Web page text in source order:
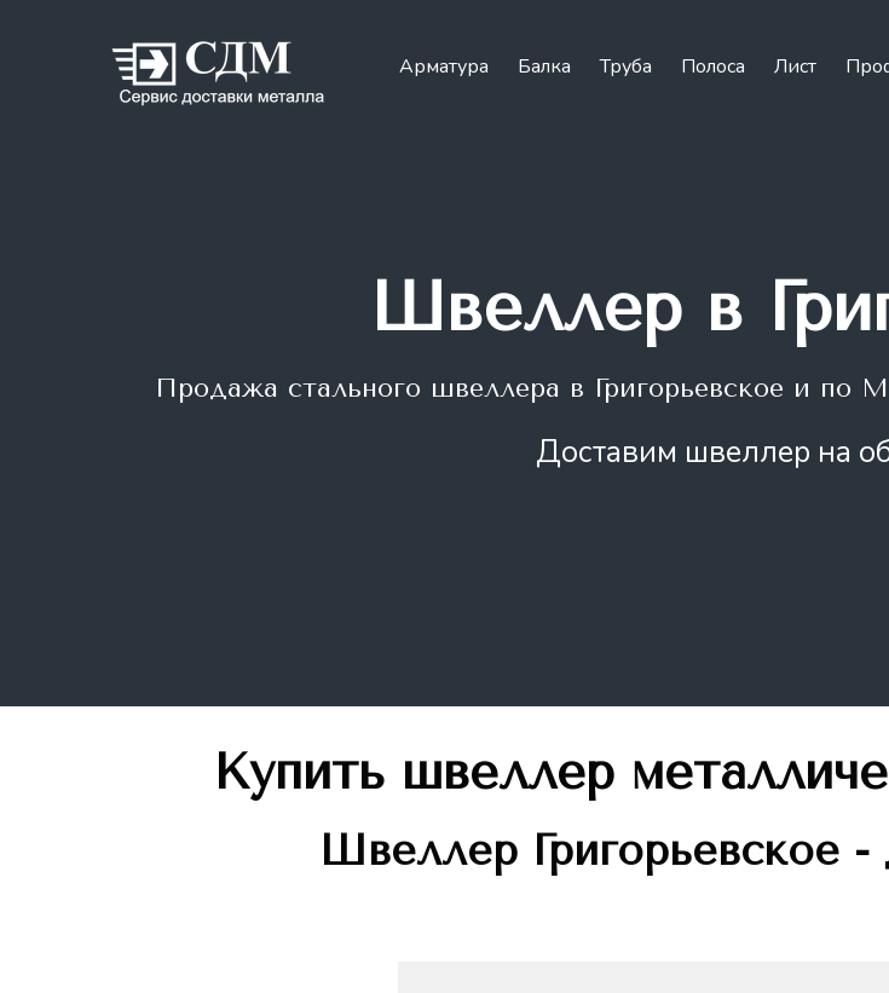
Арматура Балка Труба Полоса Лист
Швеллер в
Продажа стального швеллера в Григорьевское и по
Доставим швеллер на
Купить швеллер
ШвеллерГригорьевское -